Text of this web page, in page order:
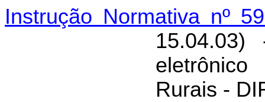
Instrução Normativa nº
Rurais -